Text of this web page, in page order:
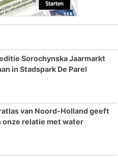
Sorochynska Jaarmarkt
in Stadspark De Parel
van Noord-Holland geeft
onze relatie met water